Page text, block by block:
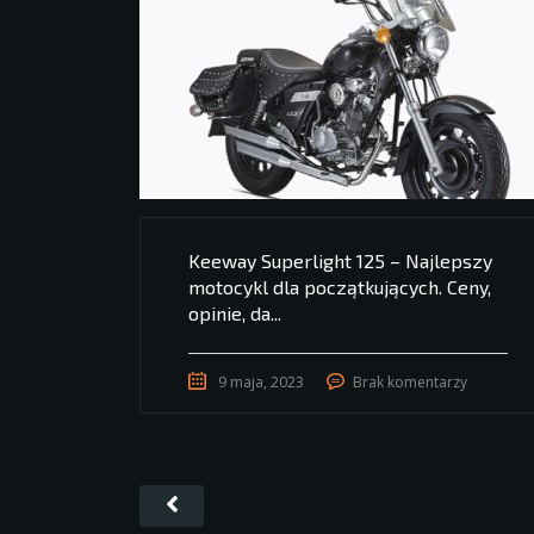
Keeway Superlight 125 – Najlepszy
motocykl dla początkujących. Ceny,
opinie, da...
9 maja, 2023 Brak komentarzy